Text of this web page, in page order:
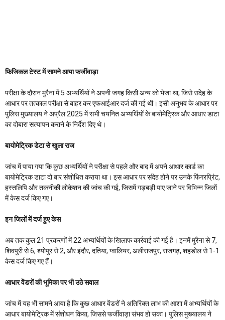
फिजिकल टेस्ट में सामने आया फर्जीवाड़ा
परीक्षा के दौरान मुरैना में 5 अभ्यर्थियों ने अपनी जगह किसी अन्य को भेजा था, जिसे संदेह के
आधार पर तत्काल परीक्षा से बाहर कर एफआईआर दर्ज की गई थी। इसी अनुभव के आधार पर
पुलिस मुख्यालय ने अप्रैल 2025 में सभी चयनित अभ्यर्थियों के बायोमेट्रिक और आधार डाटा
का दोबारा सत्यापन कराने के निर्देश दिए थे।
बायोमेट्रिक डेटा से खुला राज
जांच में पाया गया कि कुछ अभ्यर्थियों ने परीक्षा से पहले और बाद में अपने आधार कार्ड का
बायोमेट्रिक डाटा दो बार संशोधित कराया था। इस आधार पर संदेह होने पर उनके फिंगरप्रिंट,
हस्तलिपि और तकनीकी लोकेशन की जांच की गई, जिसमें गड़बड़ी पाए जाने पर विभिन्न जिलों
में केस दर्ज किए गए।
इन जिलों में दर्ज हुए केस
अब तक कुल 21 प्रकरणों में 22 अभ्यर्थियों के खिलाफ कार्रवाई की गई है। इनमें मुरैना से 7,
शिवपुरी से 6, श्योपुर से 2, और इंदौर, दतिया, ग्वालियर, अलीराजपुर, राजगढ़, शहडोल से 1-1
केस दर्ज किए गए हैं।
आधार वेंडरों की भूमिका पर भी उठे सवाल
जांच में यह भी सामने आया है कि कुछ आधार वेंडरों ने अतिरिक्त लाभ की आशा में अभ्यर्थियों के
आधार बायोमेट्रिक में संशोधन किया, जिससे फर्जीवाड़ा संभव हो सका। पुलिस मुख्यालय ने